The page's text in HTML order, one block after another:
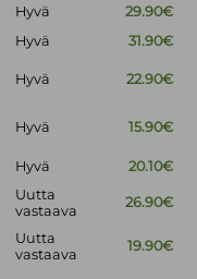
Hyvä
29.90€
Hyvä
31.90€
Hyvä 22.90€
Hyvä 15.90€
Hyvä 20.10€
Uutta
vastaava
26.90€
Uutta
vastaava
19.90€